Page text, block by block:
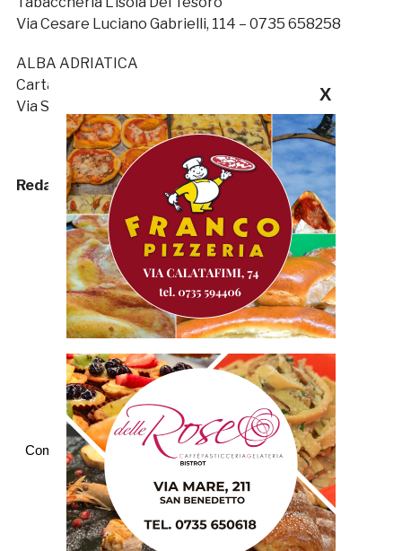
Via Cesare Luciano Gabrielli, 114 – 0735 658258
ALBA ADRIATICA
Carta&Co
Via SS 16 Adriatica, 74 – 0861 1756926
Redazione
Commenti
X